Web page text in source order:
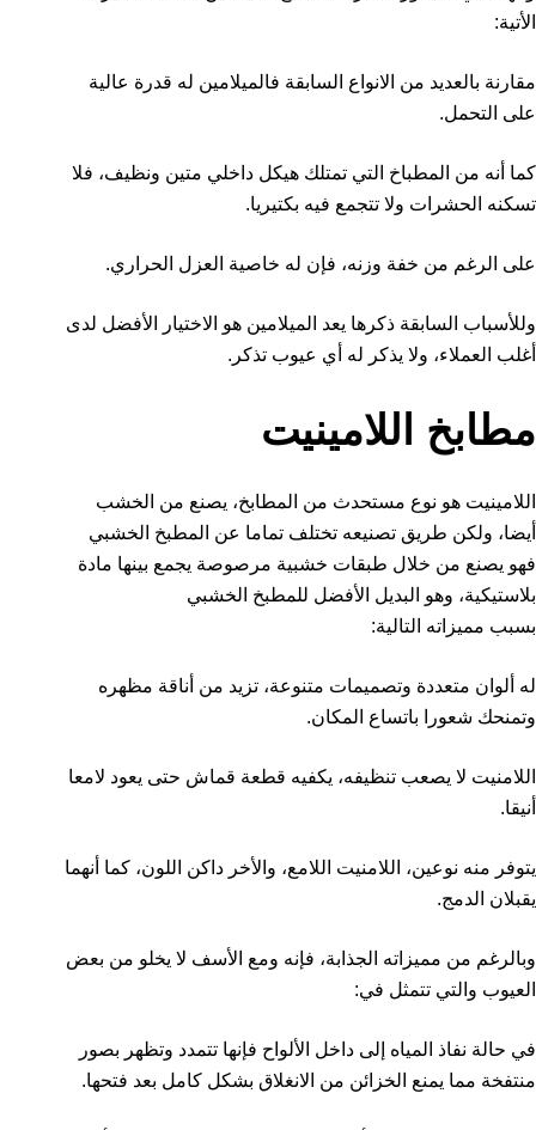
الأتية:
مقارنة بالعديد من الانواع السابقة فالميلامين له قدرة عالية
على التحمل.
كما أنه من المطباخ التي تمتلك هيكل داخلي متين ونظيف، فلا
تسكنه الحشرات ولا تتجمع فيه بكتيريا.
على الرغم من خفة وزنه، فإن له خاصية العزل الحراري.
وللأسباب السابقة ذكرها يعد الميلامين هو الاختيار الأفضل لدى
أغلب العملاء، ولا يذكر له أي عيوب تذكر.
مطابخ اللامينيت
اللامينيت هو نوع مستحدث من المطابخ، يصنع من الخشب
أيضا، ولكن طريق تصنيعه تختلف تماما عن المطبخ الخشبي
فهو يصنع من خلال طبقات خشبية مرصوصة يجمع بينها مادة
بلاستيكية، وهو البديل الأفضل للمطبخ الخشبي
بسبب مميزاته التالية:
له ألوان متعددة وتصميمات متنوعة، تزيد من أناقة مظهره
وتمنحك شعورا باتساع المكان.
اللامنيت لا يصعب تنظيفه، يكفيه قطعة قماش حتى يعود لامعا
أنيقا.
يتوفر منه نوعين، اللامنيت اللامع، والأخر داكن اللون، كما أنهما
يقبلان الدمج.
وبالرغم من مميزاته الجذابة، فإنه ومع الأسف لا يخلو من بعض
العيوب والتي تتمثل في:
في حالة نفاذ المياه إلى داخل الألواح فإنها تتمدد وتظهر بصور
منتفخة مما يمنع الخزائن من الانغلاق بشكل كامل بعد فتحها.